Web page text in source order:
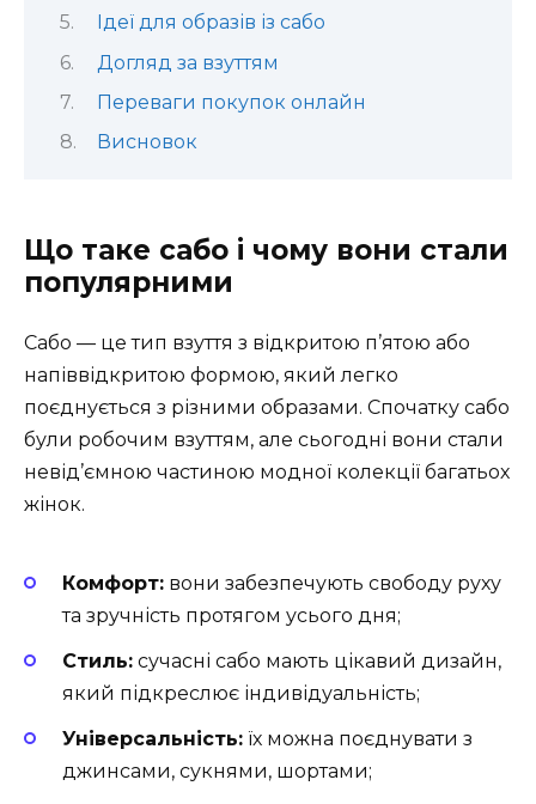
Ідеї для образів із сабо
Догляд за взуттям
Переваги покупок онлайн
Висновок
Що таке сабо і чому вони стали
популярними
Сабо — це тип взуття з відкритою п’ятою або
напіввідкритою формою, який легко
поєднується з різними образами. Спочатку сабо
були робочим взуттям, але сьогодні вони стали
невід’ємною частиною модної колекції багатьох
жінок.
Комфорт: вони забезпечують свободу руху
та зручність протягом усього дня;
Стиль: сучасні сабо мають цікавий дизайн,
який підкреслює індивідуальність;
Універсальність: їх можна поєднувати з
джинсами, сукнями, шортами;